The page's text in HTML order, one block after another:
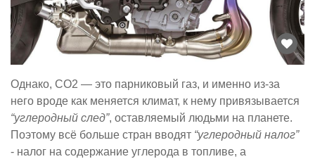
Однако, CO2 — это парниковый газ, и именно из-за
него вроде как меняется климат, к нему привязывается
“углеродный след”, оставляемый людьми на планете.
Поэтому всё больше стран вводят “углеродный налог”
- налог на содержание углерода в топливе, а